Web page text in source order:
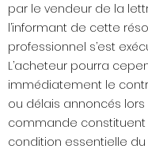
par le vendeur de la
l’informant de cette
professionnel s’est
L’acheteur pourra
immédiatement le
ou délais annoncés lors
commande constituent
condition essentielle du